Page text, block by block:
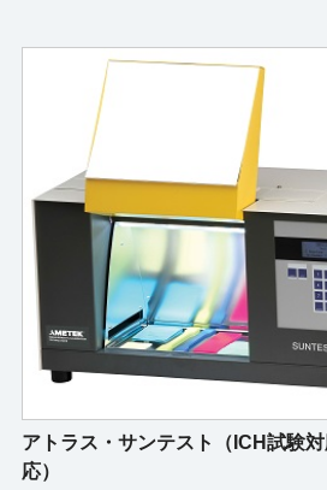
アトラス・サンテスト（ICH試験
応）